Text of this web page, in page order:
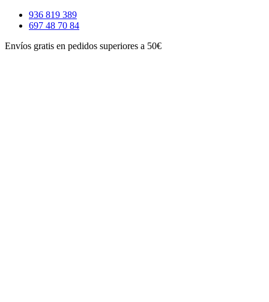
936 819 389
697 48 70 84
Envíos gratis en pedidos superiores a 50€